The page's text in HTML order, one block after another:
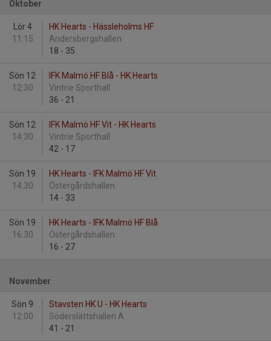
Oktober
Lör 4
11:15
HK Hearts - Hässleholms HF
Andersbergshallen
18 - 35
Sön 12
12:30
IFK Malmö HF Blå - HK Hearts
Vintrie Sporthall
36 - 21
Sön 12
14:30
IFK Malmö HF Vit - HK Hearts
Vintrie Sporthall
42 - 17
Sön 19
14:30
HK Hearts - IFK Malmö HF Vit
Östergårdshallen
14 - 33
Sön 19
16:30
HK Hearts - IFK Malmö HF Blå
Östergårdshallen
16 - 27
November
Sön 9
12:00
Stavsten HK U - HK Hearts
Söderslättshallen A
41 - 21